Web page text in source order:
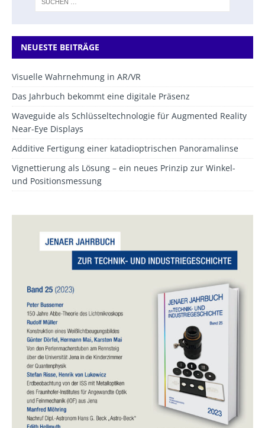
NEUESTE BEITRÄGE
Visuelle Wahrnehmung in AR/VR
Das Jahrbuch bekommt eine digitale Präsenz
Waveguide als Schlüsseltechnologie für Augmented Reality
Near-Eye Displays
Additive Fertigung einer katadioptrischen Panoramalinse
Vignettierung als Lösung – ein neues Prinzip zur Winkel-
und Positionsmessung